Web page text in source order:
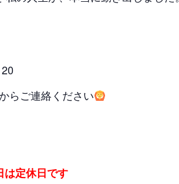
らご連絡ください
定休日です